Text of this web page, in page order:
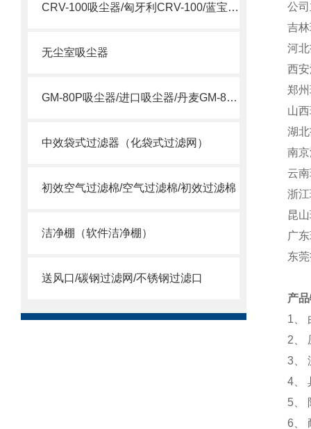
CRV-100吸尘器/匈牙利CRV-100/蓝宝CRV-100吸尘器
无尘室吸尘器
GM-80P吸尘器/进口吸尘器/丹麦GM-80P吸尘器
中效袋式过滤器（化袋式过滤网）
初效空气过滤棉/空气过滤棉/初效过滤棉
洁净棚（软件洁净棚）
送风口/碳钢过滤网/不锈钢过滤口
公
吉
河
西
郑
山
湖
南
云
浙
昆
广
东
产
1
2
3
4
5
6